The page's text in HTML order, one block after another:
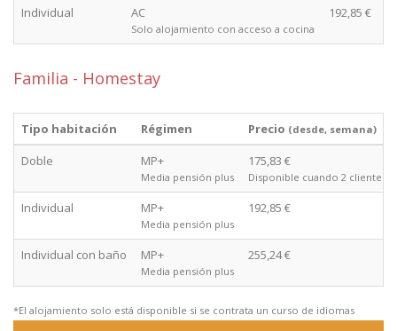
Individual AC
Solo alojamiento con acceso a cocina
192,85 €
Familia - Homestay
Tipo habitación Régimen Precio (desde, semana)
Doble MP+
Media pensión plus
175,83 €
Disponible cuando 2 clientes
Individual MP+
Media pensión plus
192,85 €
Individual con baño MP+
Media pensión plus
255,24 €
*El alojamiento solo está disponible si se contrata un curso de idiomas